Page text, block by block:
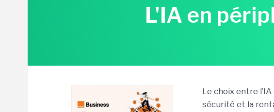
L'IA en
Le choix entre
sécurité et la